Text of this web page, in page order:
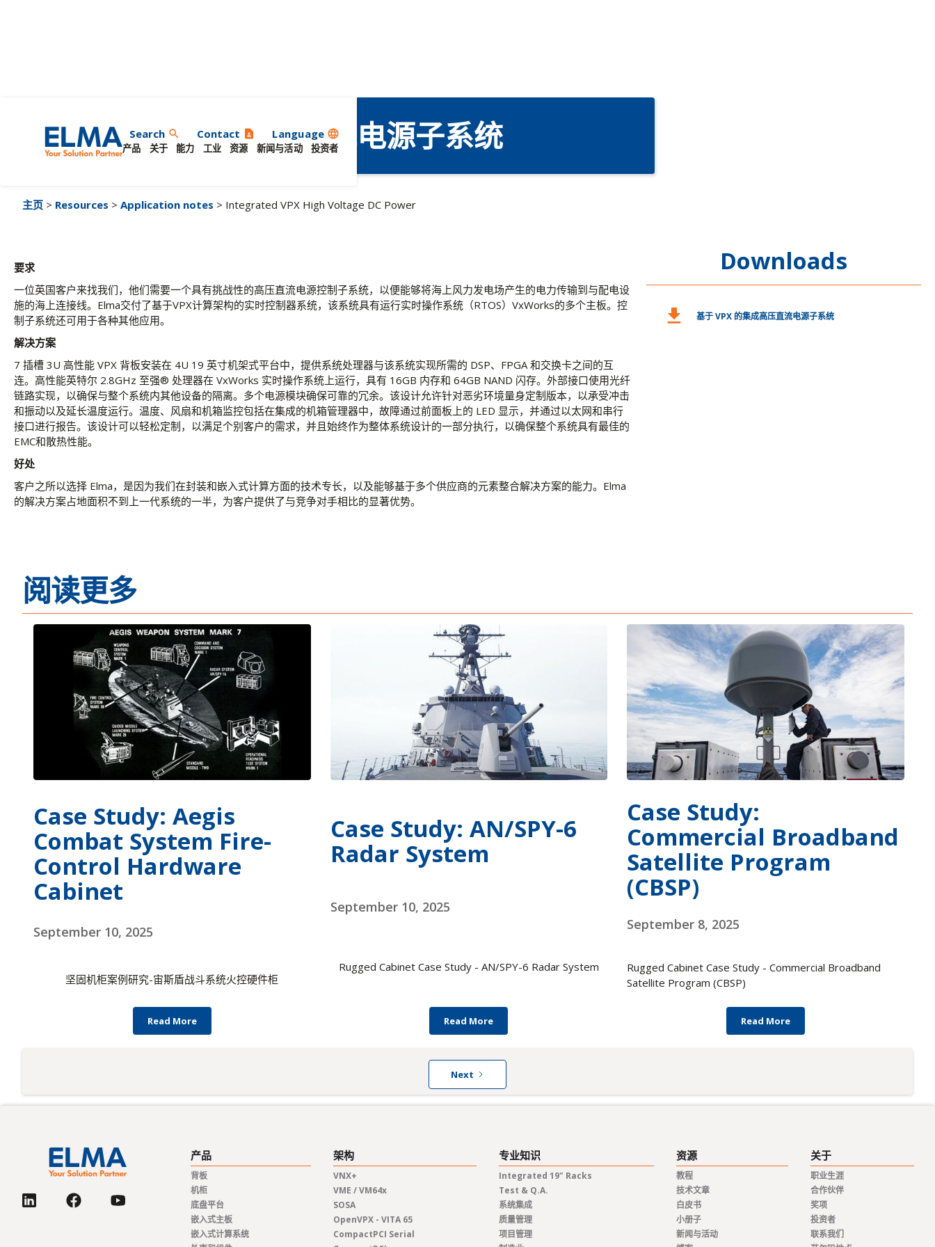
Search search Contact contact_page Language language
产品
关于 能力 工业 资源 新闻与活动 投资者
基于 VPX 的集成高压直流电源子系统
主页 > Resources > Application notes > Integrated VPX High Voltage DC Power
要求
一位英国客户来找我们，他们需要一个具有挑战性的高压直流电源控制子系统，以便能够将海上风力发电场产生的电力传输到与配电设
施的海上连接线。Elma交付了基于VPX计算架构的实时控制器系统，该系统具有运行实时操作系统（RTOS）VxWorks的多个主板。控
制子系统还可用于各种其他应用。
解决方案
7 插槽 3U 高性能 VPX 背板安装在 4U 19 英寸机架式平台中，提供系统处理器与该系统实现所需的 DSP、FPGA 和交换卡之间的互
连。高性能英特尔 2.8GHz 至强® 处理器在 VxWorks 实时操作系统上运行，具有 16GB 内存和 64GB NAND 闪存。外部接口使用光纤
链路实现，以确保与整个系统内其他设备的隔离。多个电源模块确保可靠的冗余。该设计允许针对恶劣环境量身定制版本，以承受冲击
和振动以及延长温度运行。温度、风扇和机箱监控包括在集成的机箱管理器中，故障通过前面板上的 LED 显示，并通过以太网和串行
接口进行报告。该设计可以轻松定制，以满足个别客户的需求，并且始终作为整体系统设计的一部分执行，以确保整个系统具有最佳的
EMC和散热性能。
好处
客户之所以选择 Elma，是因为我们在封装和嵌入式计算方面的技术专长，以及能够基于多个供应商的元素整合解决方案的能力。Elma
的解决方案占地面积不到上一代系统的一半，为客户提供了与竞争对手相比的显著优势。
Downloads
download 基于 VPX 的集成高压直流电源子系统
阅读更多
Case Study: Aegis
Combat System Fire-
Control Hardware
Cabinet
September 10, 2025
坚固机柜案例研究-宙斯盾战斗系统火控硬件柜
Read More
Case Study: AN/SPY-6
Radar System
September 10, 2025
Rugged Cabinet Case Study - AN/SPY-6 Radar System
Read More
Case Study:
Commercial Broadband
Satellite Program
(CBSP)
September 8, 2025
Rugged Cabinet Case Study - Commercial Broadband
Satellite Program (CBSP)
Read More
Next
产品
背板
机柜
底盘平台
嵌入式主板
嵌入式计算系统
架构
VNX+
VME / VM64x
SOSA
OpenVPX - VITA 65
CompactPCI Serial
专业知识
Integrated 19" Racks
Test & Q.A.
系统集成
质量管理
项目管理
资源
教程
技术文章
白皮书
小册子
新闻与活动
关于
职业生涯
合作伙伴
奖项
投资者
联系我们